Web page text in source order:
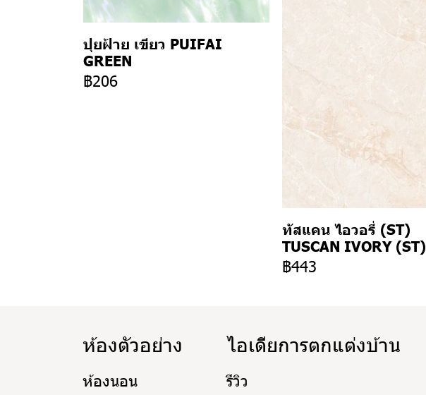
ปุยฝ้าย เขียว PUIFAI
GREEN
฿206
ทัสแคน ไอวอรี่ (ST)
TUSCAN IVORY (ST)
฿443
ห้องตัวอย่าง
ห้องนอน
ไอเดียการตกแต่งบ้าน
รีวิว